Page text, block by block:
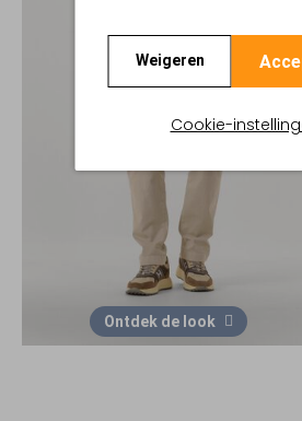
Weigeren
Cookie-
Ontdek de look